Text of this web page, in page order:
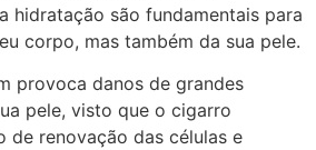
hidratação são fundamentais para
corpo, mas também da sua pele.
provoca danos de grandes
pele, visto que o cigarro
de renovação das células e